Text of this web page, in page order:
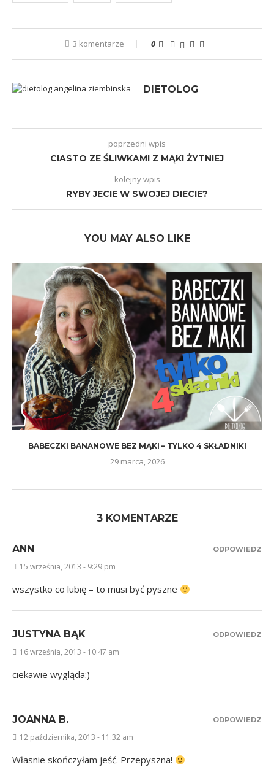
3 komentarze 0
DIETOLOG
poprzedni wpis
CIASTO ZE ŚLIWKAMI Z MĄKI ŻYTNIEJ
kolejny wpis
RYBY JECIE W SWOJEJ DIECIE?
YOU MAY ALSO LIKE
BABECZKI BANANOWE BEZ MĄKI – TYLKO 4 SKŁADNIKI
29 marca, 2026
3 KOMENTARZE
ANN
15 września, 2013 - 9:29 pm
wszystko co lubię – to musi być pyszne
ODPOWIEDZ
JUSTYNA BĄK
16 września, 2013 - 10:47 am
ciekawie wygląda:)
ODPOWIEDZ
JOANNA B.
12 października, 2013 - 11:32 am
Własnie skończyłam jeść. Przepyszna!
ODPOWIEDZ